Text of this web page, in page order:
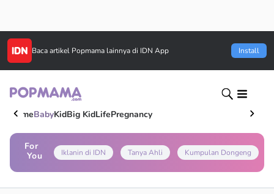
Baca artikel Popmama lainnya di IDN App Install
HomeBabyKidBig KidLifePregnancy
For
You
Iklanin di IDN Tanya Ahli Kumpulan Dongeng